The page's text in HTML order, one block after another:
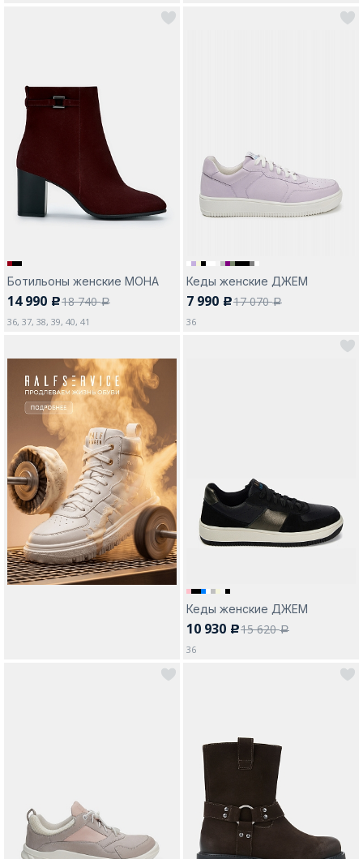
Ботильоны женские МОНА
14 990 c18 740a
36, 37, 38, 39, 40, 41
Кеды женские ДЖЕМ
7 990 c17 070a
36
Кеды женские ДЖЕМ
10 930 c15 620a
36